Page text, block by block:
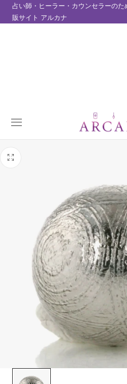
ツにスキップ
占い師・ヒーラー・カウンセラーの
販サイト アルカナ